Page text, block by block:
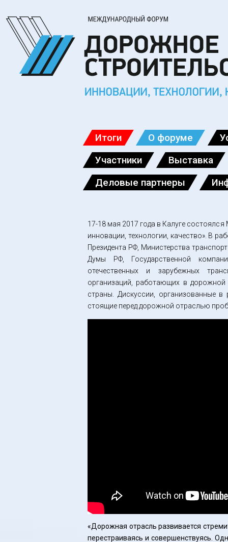
Итоги О форуме
Участники
Выставка
Деловые партнеры
17-18 мая 2017 года в Калуге
инновации, технологии, качество». В
Президента РФ, Министерства
Думы РФ, Государственной
отечественных и зарубежных
организаций, работающих в
страны. Дискуссии, организованные
стоящие перед дорожной отраслью
«Дорожная отрасль развивается
перестраиваясь и совершенствуясь.